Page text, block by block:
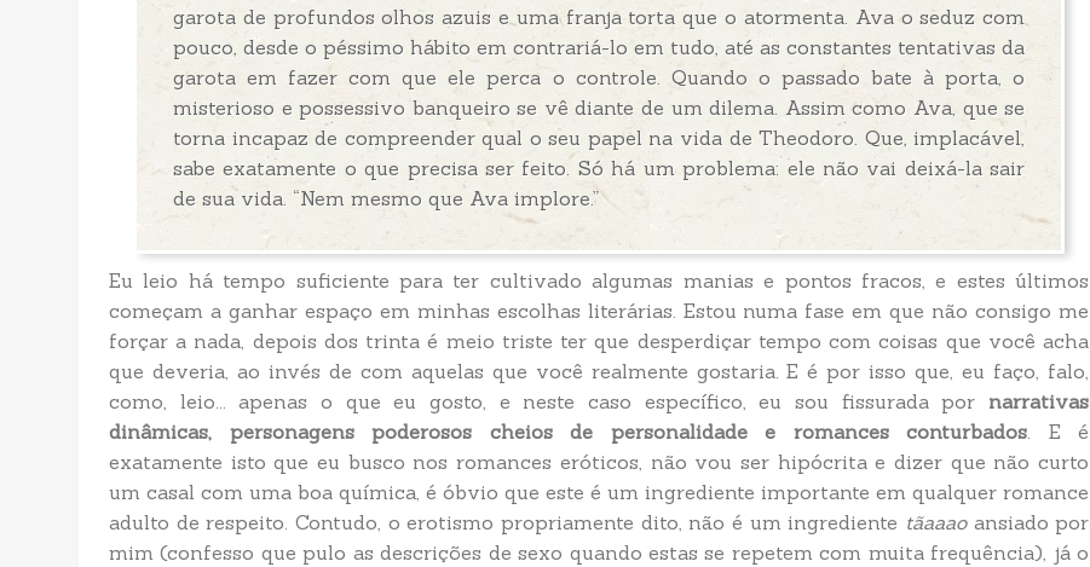
garota de profundos olhos azuis e uma franja torta que o atormenta. Ava o seduz com
pouco, desde o péssimo hábito em contrariá-lo em tudo, até as constantes tentativas da
garota em fazer com que ele perca o controle. Quando o passado bate à porta, o
misterioso e possessivo banqueiro se vê diante de um dilema. Assim como Ava, que se
torna incapaz de compreender qual o seu papel na vida de Theodoro. Que, implacável,
sabe exatamente o que precisa ser feito. Só há um problema: ele não vai deixá-la sair
de sua vida. “Nem mesmo que Ava implore.”
Eu leio há tempo suficiente para ter cultivado algumas manias e pontos fracos, e estes últimos
começam a ganhar espaço em minhas escolhas literárias. Estou numa fase em que não consigo me
forçar a nada, depois dos trinta é meio triste ter que desperdiçar tempo com coisas que você acha
que deveria, ao invés de com aquelas que você realmente gostaria. E é por isso que, eu faço, falo,
como, leio... apenas o que eu gosto, e neste caso específico, eu sou fissurada por narrativas
dinâmicas, personagens poderosos cheios de personalidade e romances conturbados. E é
exatamente isto que eu busco nos romances eróticos, não vou ser hipócrita e dizer que não curto
um casal com uma boa química, é óbvio que este é um ingrediente importante em qualquer romance
adulto de respeito. Contudo, o erotismo propriamente dito, não é um ingrediente tãaaaoansiado por
mim (confesso que pulo as descrições de sexo quando estas se repetem com muita frequência), já o